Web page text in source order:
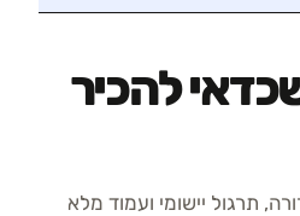
להכיר
תרגול יישומי ועמוד מלא